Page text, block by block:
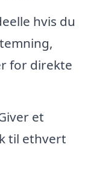
hvis du
for direkte
et
til ethvert